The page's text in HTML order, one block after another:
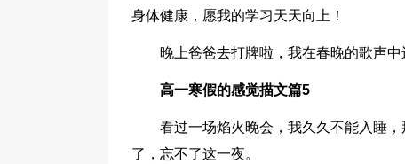
身体健康，愿我的学习天天向上！
晚上爸爸去打牌啦，我在春晚的歌声中
高一寒假的感觉描文篇5
看过一场焰火晚会，我久久不能入睡
了，忘不了这一夜。